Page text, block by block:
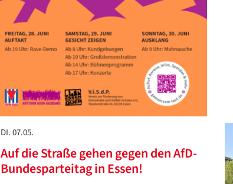
DI. 07.05.
Auf die Straße gehen gegen den AfD-
Bundesparteitag in Essen!